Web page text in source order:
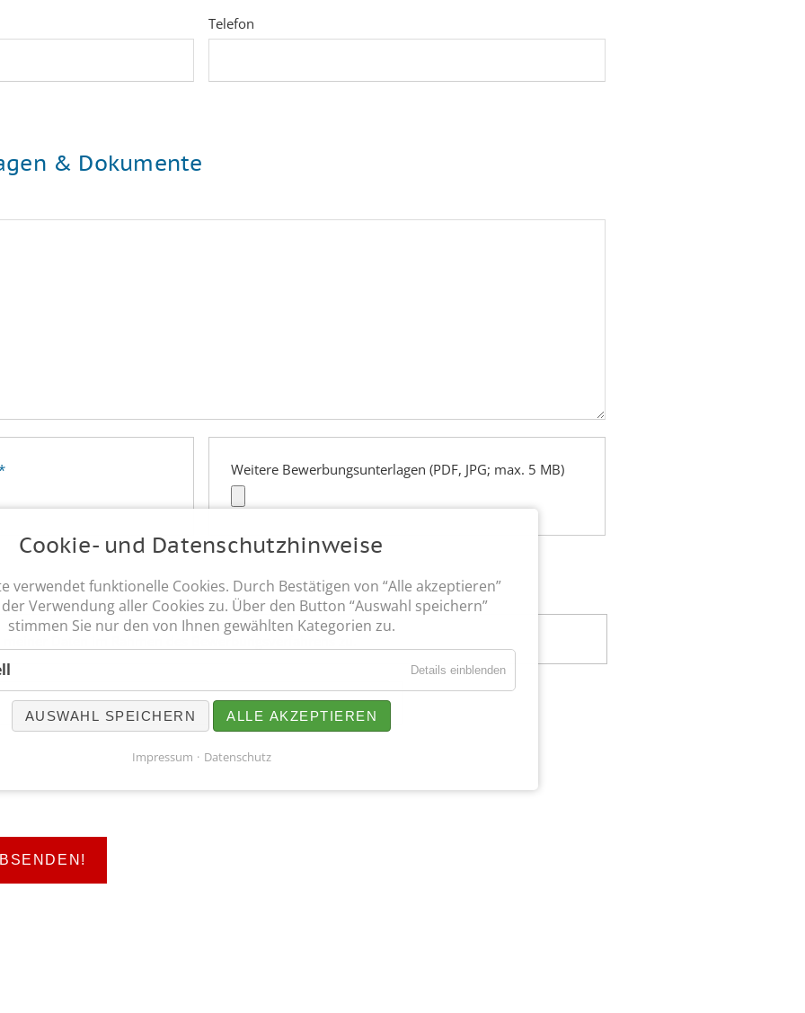
Telefon
& Dokumente
Weitere Bewerbungsunterlagen (PDF, JPG; max. 5 MB)
Daten im Rahmen des Bewerbungsverfahrens zu.
Cookie- und Datenschutzhinweise
verwendet funktionelle Cookies. Durch Bestätigen von “Alle akzeptieren”
Verwendung aller Cookies zu. Über den Button “Auswahl speichern”
stimmen Sie nur den von Ihnen gewählten Kategorien zu.
Details einblenden
AUSWAHL SPEICHERN ALLE AKZEPTIEREN
Impressum Datenschutz